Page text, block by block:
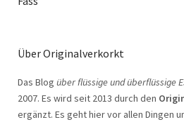
Über Originalverkorkt
Das Blog über flüssige und überflüssige
2007. Es wird seit 2013 durch den
ergänzt. Es geht hier vor allen Dingen